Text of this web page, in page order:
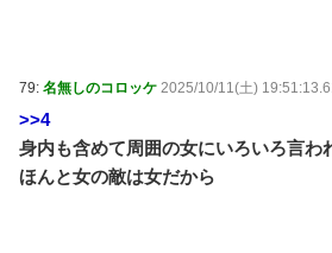
79: 名無しのコロッケ 2025/10/11(土)
>>4
身内も含めて周囲の女にいろいろ言わ
ほんと女の敵は女だから